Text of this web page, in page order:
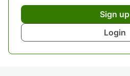
Sign up
Login